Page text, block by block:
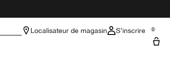
Localisateur de magasin S’inscrire 0